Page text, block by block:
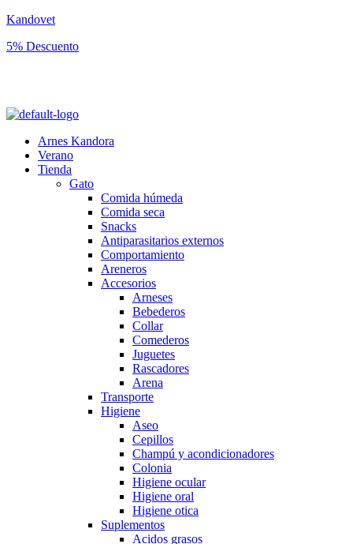
Kandovet
5% Descuento
Arnes Kandora
Verano
Tienda
Gato
Comida húmeda
Comida seca
Snacks
Antiparasitarios externos
Comportamiento
Areneros
Accesorios
Arneses
Bebederos
Collar
Comederos
Juguetes
Rascadores
Arena
Transporte
Higiene
Aseo
Cepillos
Champú y acondicionadores
Colonia
Higiene ocular
Higiene oral
Higiene otica
Suplementos
Acidos grasos